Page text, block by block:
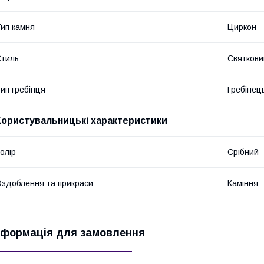
камня Циркон
гребінця
характеристики
Срібний
та прикраси Каміння
для замовлення